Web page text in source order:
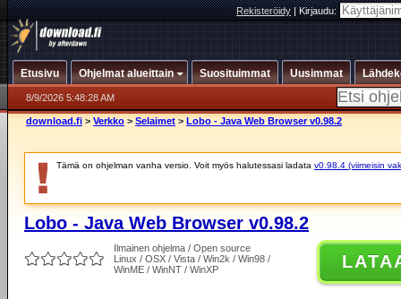
Rekisteröidy|Kirjaudu:
Etusivu Ohjelmat alueittain Suosituimmat Uusimmat
8/9/2026 5:48:28 AM
download.fi > Verkko > Selaimet > Lobo - Java Web Browser v0.98.2
Tämä on ohjelman vanha versio. Voit myös halutessasi ladata v0.98.4 (viimeisin
Lobo - Java Web Browser v0.98.2
Ilmainen ohjelma / Open source
Linux / OSX / Vista / Win2k / Win98 /
WinME / WinNT / WinXP